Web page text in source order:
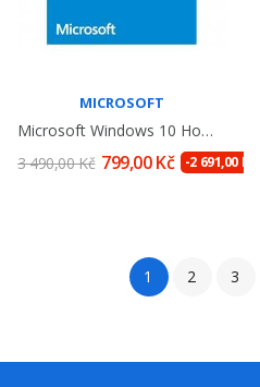
MICROSOFT
Microsoft Windows 10 Home 32/64Bit,...
3 490,00 Kč 799,00 Kč -2 691,00 Kč
1 2 3